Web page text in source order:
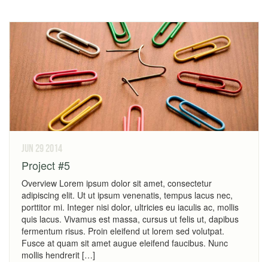
jun 29 2014
Project #5
Overview Lorem ipsum dolor sit amet, consectetur
adipiscing elit. Ut ut ipsum venenatis, tempus lacus nec,
porttitor mi. Integer nisi dolor, ultricies eu iaculis ac, mollis
quis lacus. Vivamus est massa, cursus ut felis ut, dapibus
fermentum risus. Proin eleifend ut lorem sed volutpat.
Fusce at quam sit amet augue eleifend faucibus. Nunc
mollis hendrerit […]